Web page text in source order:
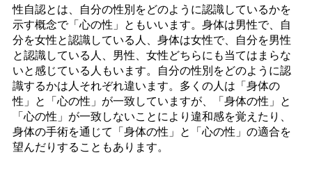
性自認とは、自分の性別をどのように認識しているかを
示す概念で「心の性」ともいいます。身体は男性で、自
分を女性と認識している人、身体は女性で、自分を男性
と認識している人、男性、女性どちらにも当てはまらな
いと感じている人もいます。自分の性別をどのように認
識するかは人それぞれ違います。多くの人は「身体の
性」と「心の性」が一致していますが、「身体の性」と
「心の性」が一致しないことにより違和感を覚えたり、
身体の手術を通じて「身体の性」と「心の性」の適合を
望んだりすることもあります。